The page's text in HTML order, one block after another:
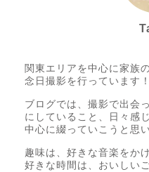
関東エリアを中心に家族
念日撮影を行っています！
ブログでは、撮影で出会
にしていること、日々感
中心に綴っていこうと思
趣味は、好きな音楽をか
好きな時間は、おいしい